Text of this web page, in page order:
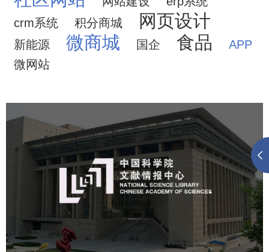
crm系统
积分商城 网页设计
新能源 微商城 国企 食品
APP
微网站
中国科学院文献情报中心
网站建设 虚拟展厅
数字博物馆建设
展厅空间设计
产品展厅设计